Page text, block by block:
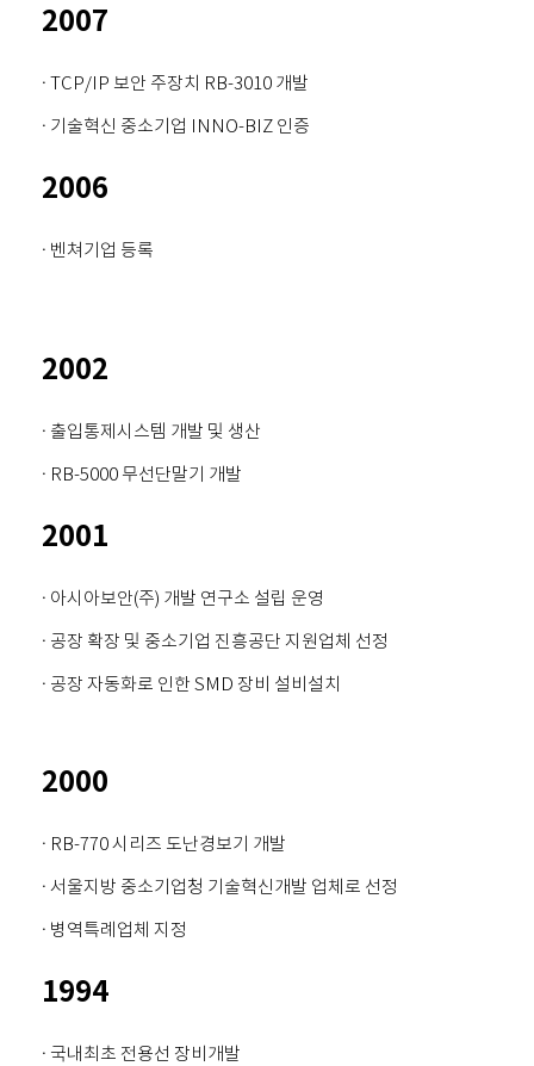
2007
· TCP/IP 보안 주장치 RB-3010 개발
· 기술혁신 중소기업 INNO-BIZ 인증
2006
· 벤쳐기업 등록
2002
· 출입통제시스템 개발 및 생산
· RB-5000 무선단말기 개발
2001
· 아시아보안(주) 개발 연구소 설립 운영
· 공장 확장 및 중소기업 진흥공단 지원업체 선정
· 공장 자동화로 인한 SMD 장비 설비설치
2000
· RB-770 시리즈 도난경보기 개발
· 서울지방 중소기업청 기술혁신개발 업체로 선정
· 병역특례업체 지정
1994
· 국내최초 전용선 장비개발